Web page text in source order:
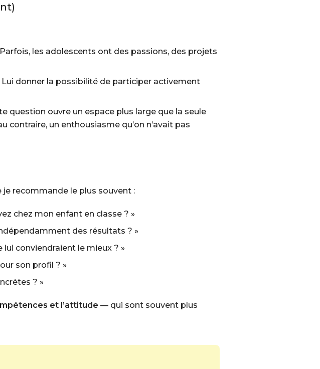
les adolescents ont des passions, des projets
donner la possibilité de participer activement
question ouvre un espace plus large que la seule
un enthousiasme qu’on n’avait pas
je recommande le plus souvent :
chez mon enfant en classe ? »
des résultats ? »
lui conviendraient le mieux ? »
son profil ? »
? »
et l’attitude — qui sont souvent plus